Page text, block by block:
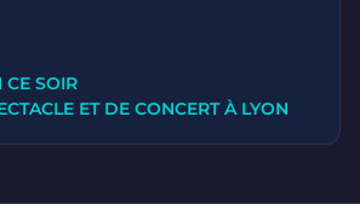
CE SOIR
ET DE CONCERT À LYON